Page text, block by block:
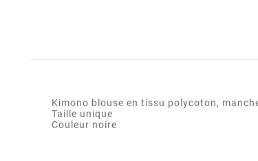
Kimono blouse en tissu polycoton,
Taille unique
Couleur noire